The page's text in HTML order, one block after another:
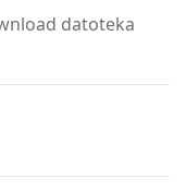
datoteka